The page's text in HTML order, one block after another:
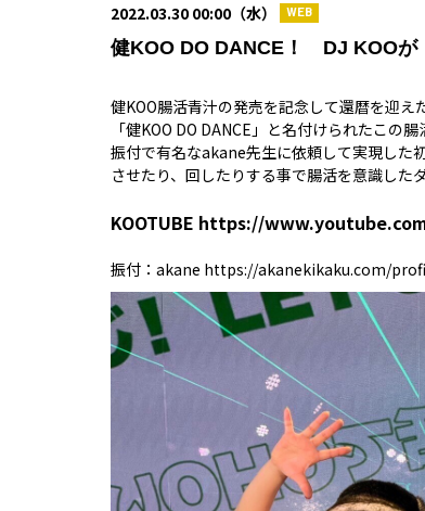
2022.03.30 00:00（水） WEB
健KOO DO DANCE！ DJ KOOが
健KOO腸活青汁の発売を記念して還暦を迎え
「健KOO DO DANCE」と名付けられたこの
振付で有名なakane先生に依頼して実現した
させたり、回したりする事で腸活を意識した
KOOTUBE https://
振付：akane https://akanekikaku.com/